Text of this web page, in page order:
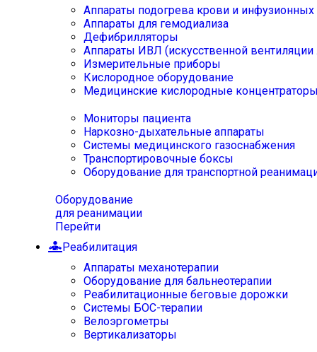
Аппараты подогрева крови и инфузионных
Аппараты для гемодиализа
Дефибрилляторы
Аппараты ИВЛ (искусственной вентиляции
Измерительные приборы
Кислородное оборудование
Медицинские кислородные
Мониторы пациента
Наркозно-дыхательные аппараты
Системы медицинского газоснабжения
Транспортировочные боксы
Оборудование для транспортной
Оборудование
для реанимации
Перейти
Реабилитация
Аппараты механотерапии
Оборудование для бальнеотерапии
Реабилитационные беговые дорожки
Системы БОС-терапии
Велоэргометры
Вертикализаторы